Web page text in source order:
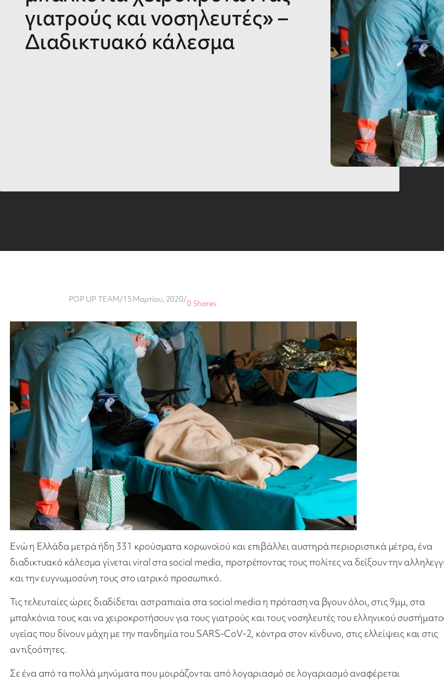
γιατρούς και νοσηλευτές» –
Διαδικτυακό κάλεσμα
POP UP TEAM/15 Μαρτίου, 2020/ Shares
0
Ενώ η Ελλάδα μετρά ήδη 331 κρούσματα κορωνοϊού και επιβάλλει αυστηρά περιοριστικά μέτρα, ένα
διαδικτυακό κάλεσμα γίνεται viral στα social media, προτρέποντας τους πολίτες να δείξουν την
και την ευγνωμοσύνη τους στο ιατρικό προσωπικό.
Τις τελευταίες ώρες διαδίδεται αστραπιαία στα social media η πρόταση να βγουν όλοι, στις 9μμ, στα
μπαλκόνια τους και να χειροκροτήσουν για τους γιατρούς και τους νοσηλευτές του ελληνικού
υγείας που δίνουν μάχη με την πανδημία του SARS-CoV-2, κόντρα στον κίνδυνο, στις ελλείψεις και στις
αντιξοότητες.
Σε ένα από τα πολλά μηνύματα που μοιράζονται από λογαριασμό σε λογαριασμό αναφέρεται